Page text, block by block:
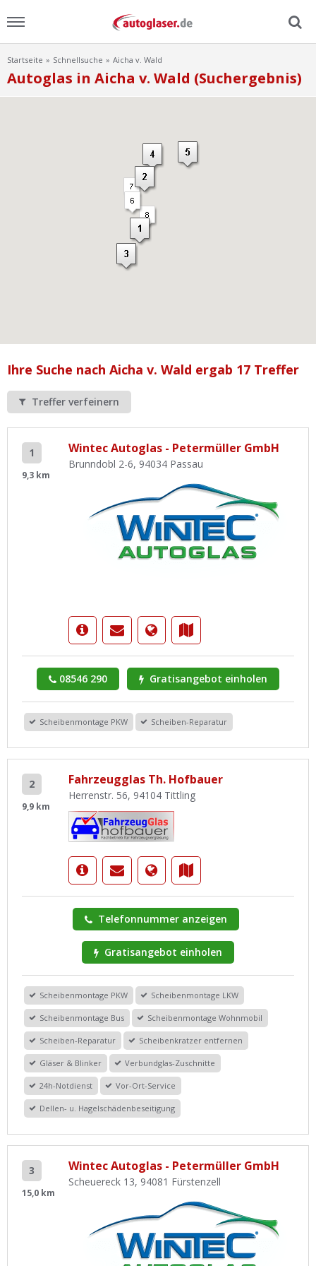
Menu
Home
Startseite Schnellsuche Aicha v. Wald
Autoglas in Aicha v. Wald (Suchergebnis)
Ihre Suche nach Aicha v. Wald ergab 17 Treffer
Treffer verfeinern
1
9,3 km
Wintec Autoglas - Petermüller GmbH
Brunndobl 2-6, 94034 Passau
08546 290 Gratisangebot einholen
Scheibenmontage PKW Scheiben-Reparatur
2
9,9 km
Fahrzeugglas Th. Hofbauer
Herrenstr. 56, 94104 Tittling
Telefonnummer anzeigen
Gratisangebot einholen
Scheibenmontage PKW Scheibenmontage LKW
Scheibenmontage Bus Scheibenmontage Wohnmobil
Scheiben-Reparatur Scheibenkratzer entfernen
Gläser & Blinker Verbundglas-Zuschnitte
24h-Notdienst Vor-Ort-Service
Dellen- u. Hagelschädenbeseitigung
3
15,0 km
Wintec Autoglas - Petermüller GmbH
Scheuereck 13, 94081 Fürstenzell